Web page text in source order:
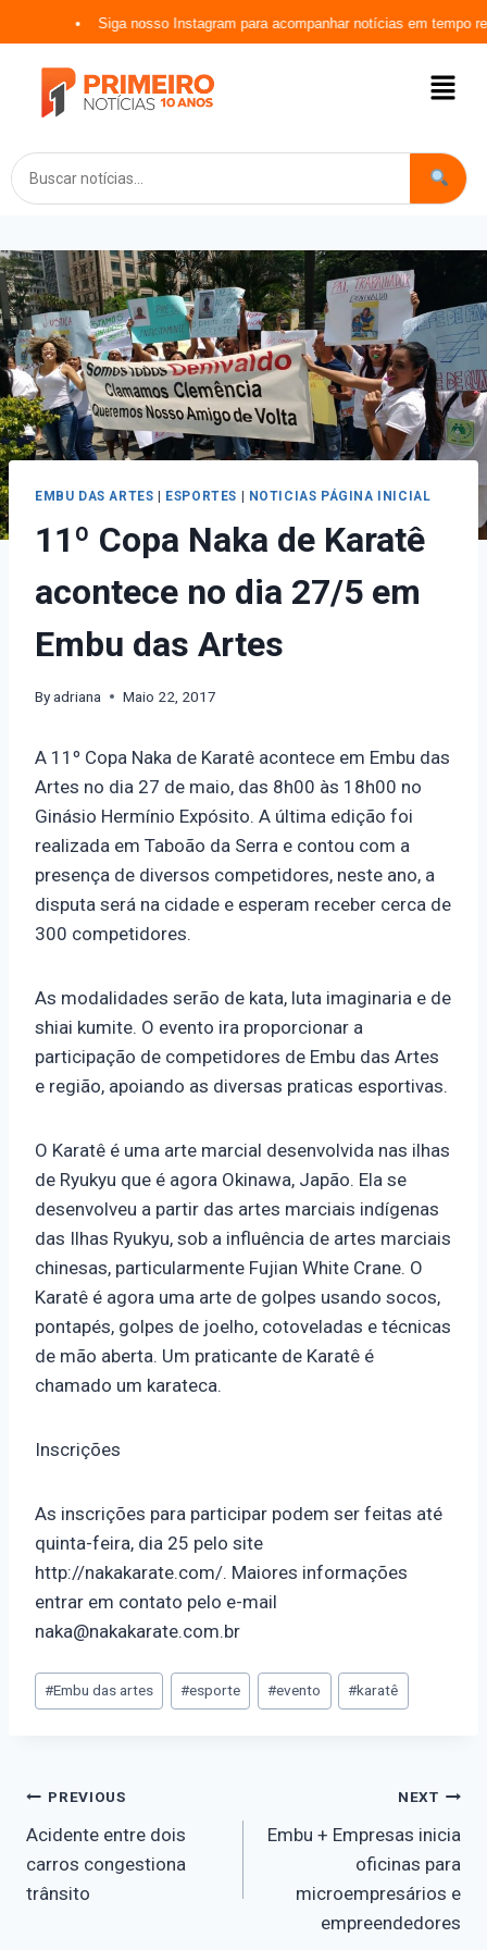
Siga nosso Instagram para acompanhar notícias em tempo real
EMBU DAS ARTES ESPORTES NOTICIAS PÁGINA INICIAL
11º Copa Naka de Karatê
acontece no dia 27/5 em
Embu das Artes
Byadriana Maio 22, 2017
A 11º Copa Naka de Karatê acontece em Embu das
Artes no dia 27 de maio, das 8h00 às 18h00 no
Ginásio Hermínio Expósito. A última edição foi
realizada em Taboão da Serra e contou com a
presença de diversos competidores, neste ano, a
disputa será na cidade e esperam receber cerca de
300 competidores.
As modalidades serão de kata, luta imaginaria e de
shiai kumite. O evento ira proporcionar a
participação de competidores de Embu das Artes
e região, apoiando as diversas praticas esportivas.
O Karatê é uma arte marcial desenvolvida nas ilhas
de Ryukyu que é agora Okinawa, Japão. Ela se
desenvolveu a partir das artes marciais indígenas
das Ilhas Ryukyu, sob a influência de artes marciais
chinesas, particularmente Fujian White Crane. O
Karatê é agora uma arte de golpes usando socos,
pontapés, golpes de joelho, cotoveladas e técnicas
de mão aberta. Um praticante de Karatê é
chamado um karateca.
Inscrições
As inscrições para participar podem ser feitas até
quinta-feira, dia 25 pelo site
http://nakakarate.com/. Maiores informações
entrar em contato pelo e-mail
naka@nakakarate.com.br
#Embu das artes #esporte #evento #karatê
PREVIOUS
Acidente entre dois
carros congestiona
trânsito
NEXT
Embu + Empresas inicia
oficinas para
microempresários e
empreendedores